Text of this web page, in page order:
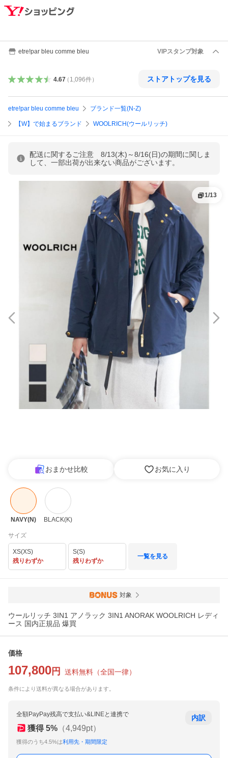
etre!par bleu comme bleu VIPスタンプ対象
4.67（ 1,096件） ストアトップを見る
etre!par bleu comme bleu ブランド一覧(N-Z)
【W】で始まるブランド WOOLRICH(ウールリッチ)
配送に関するご注意 8/13(木)～8/16(日)の期間に関しま
して、一部出荷が出来ない商品がございます。
1/13
おまかせ比較 お気に入り
NAVY(N) BLACK(K)
サイズ
XS(XS)
残りわずか
S(S)
残りわずか
一覧を見る
対象
ウールリッチ 3IN1 アノラック 3IN1 ANORAK WOOLRICH レディ
ース 国内正規品 爆買
価格
107,800 円 送料無料 （全国一律）
条件により送料が異なる場合があります。
全額PayPay残高で支払い&LINEと連携で
獲得 5% （4,949pt）
獲得のうち4.5%は利用先・期間限定
内訳